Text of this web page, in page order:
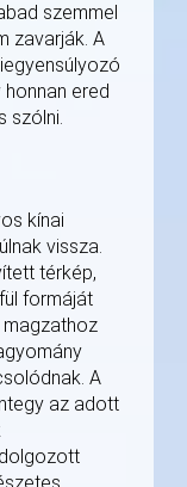
szemmel
zavarják. A
ered
szólni.
kínai
vissza.
térkép,
formáját
A
az adott